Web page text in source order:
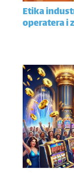
Etika
operatera i